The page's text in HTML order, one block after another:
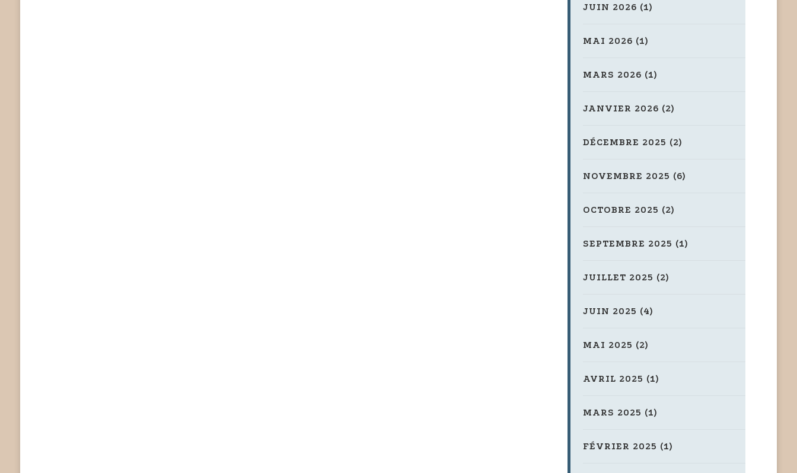
JUIN 2026 (1)
MAI 2026 (1)
MARS 2026 (1)
JANVIER 2026 (2)
DÉCEMBRE 2025 (2)
NOVEMBRE 2025 (6)
OCTOBRE 2025 (2)
SEPTEMBRE 2025 (1)
JUILLET 2025 (2)
JUIN 2025 (4)
MAI 2025 (2)
AVRIL 2025 (1)
MARS 2025 (1)
FÉVRIER 2025 (1)